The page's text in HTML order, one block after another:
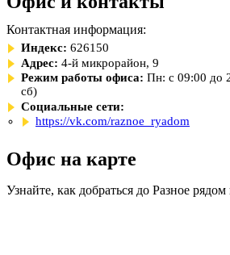
Контактная информация:
Индекс: 626150
Адрес: 4-й микрорайон, 9
Режим работы офиса: Пн: с 09:00 до
сб)
Социальные сети:
https://vk.com/raznoe_ryadom
Офис на карте
Узнайте, как добраться до Разное рядом